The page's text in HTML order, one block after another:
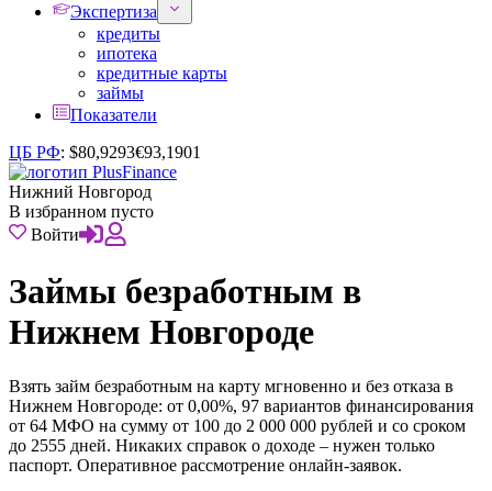
Экспертиза
кредиты
ипотека
кредитные карты
займы
Показатели
ЦБ РФ: $80,9293€93,1901
Нижний Новгород
В избранном пусто
Войти
Займы безработным в
Нижнем Новгороде
Взять займ безработным на карту мгновенно и без отказа в
Нижнем Новгороде: от 0,00%, 97 вариантов финансирования
от 64 МФО на сумму от 100 до 2 000 000 рублей и со сроком
до 2555 дней. Никаких справок о доходе – нужен только
паспорт. Оперативное рассмотрение онлайн-заявок.